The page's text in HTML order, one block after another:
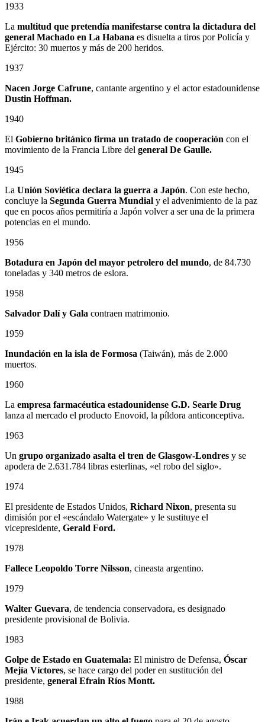
1933
La multitud que pretendía manifestarse contra la dictadura del
general Machado en La Habana es disuelta a tiros por Policía y
Ejército: 30 muertos y más de 200 heridos.
1937
Nacen Jorge Cafrune, cantante argentino y el actor estadounidense
Dustin Hoffman.
1940
El Gobierno británico firma un tratado de cooperación con el
movimiento de la Francia Libre del general De Gaulle.
1945
La Unión Soviética declara la guerra a Japón. Con este hecho,
concluye la Segunda Guerra Mundial y el advenimiento de la paz
que en pocos años permitiría a Japón volver a ser una de la primera
potencias en el mundo.
1956
Botadura en Japón del mayor petrolero del mundo, de 84.730
toneladas y 340 metros de eslora.
1958
Salvador Dalí y Gala contraen matrimonio.
1959
Inundación en la isla de Formosa (Taiwán), más de 2.000
muertos.
1960
La empresa farmacéutica estadounidense G.D. Searle Drug
lanza al mercado el producto Enovoid, la píldora anticonceptiva.
1963
Un grupo organizado asalta el tren de Glasgow-Londres y se
apodera de 2.631.784 libras esterlinas, «el robo del siglo».
1974
El presidente de Estados Unidos, Richard Nixon, presenta su
dimisión por el «escándalo Watergate» y le sustituye el
vicepresidente, Gerald Ford.
1978
Fallece Leopoldo Torre Nilsson, cineasta argentino.
1979
Walter Guevara, de tendencia conservadora, es designado
presidente provisional de Bolivia.
1983
Golpe de Estado en Guatemala: El ministro de Defensa, Óscar
Mejía Víctores, se hace cargo del poder en sustitución del
presidente, general Efrain Ríos Montt.
1988